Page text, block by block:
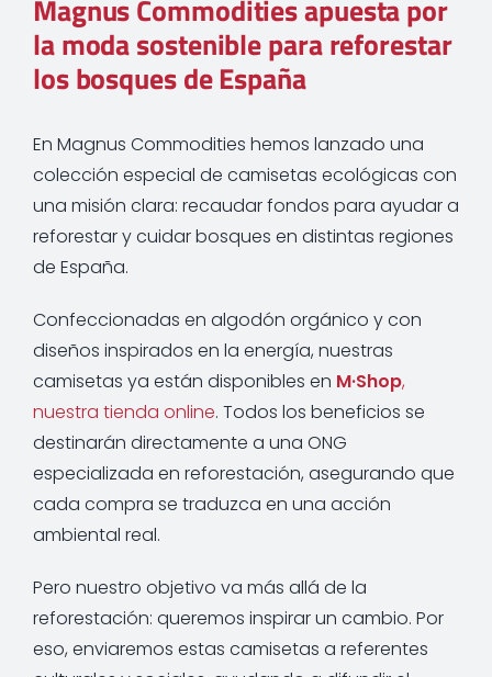
Magnus Commodities apuesta por
la moda sostenible para reforestar
los bosques de España
En Magnus Commodities hemos lanzado una
colección especial de camisetas ecológicas con
una misión clara: recaudar fondos para ayudar a
reforestar y cuidar bosques en distintas regiones
de España.
Confeccionadas en algodón orgánico y con
diseños inspirados en la energía, nuestras
camisetas ya están disponibles en M·Shop,
nuestra tienda online. Todos los beneficios se
destinarán directamente a una ONG
especializada en reforestación, asegurando que
cada compra se traduzca en una acción
ambiental real.
Pero nuestro objetivo va más allá de la
reforestación: queremos inspirar un cambio. Por
eso, enviaremos estas camisetas a referentes